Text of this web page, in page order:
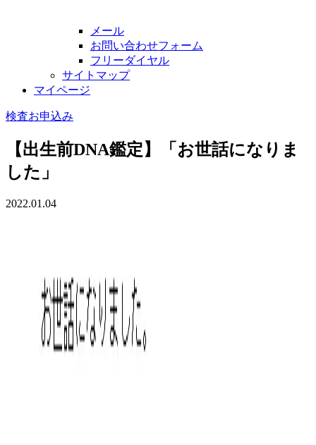
メール
お問い合わせフォーム
フリーダイヤル
サイトマップ
マイページ
検査お申込み
【出生前DNA鑑定】「お世話になりま
した」
2022.01.04